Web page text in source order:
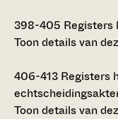
398-405 Registers
Toon details van
406-413 Registers
Toon details van